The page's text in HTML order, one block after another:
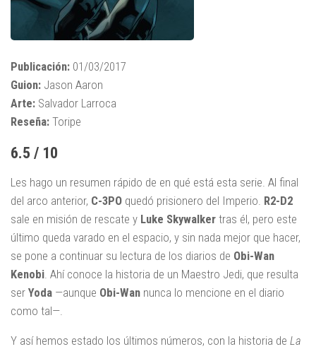
Publicación: 01/03/2017
Guion: Jason Aaron
Arte: Salvador Larroca
Reseña: Toripe
6.5 / 10
Les hago un resumen rápido de en qué está esta serie. Al final
del arco anterior, C-3PO quedó prisionero del Imperio. R2-D2
sale en misión de rescate y Luke Skywalker tras él, pero este
último queda varado en el espacio, y sin nada mejor que hacer,
se pone a continuar su lectura de los diarios de Obi-Wan
Kenobi . Ahí conoce la historia de un Maestro Jedi, que resulta
ser Yoda —aunque Obi-Wan nunca lo mencione en el diario
como tal—.
Y así hemos estado los últimos números, con la historia de La